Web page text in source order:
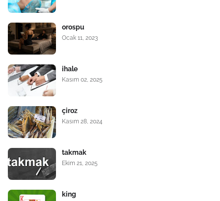
orospu
Ocak 11, 2023
ihale
Kasım 02, 2025
çiroz
Kasım 28, 2024
takmak
Ekim 21, 2025
king